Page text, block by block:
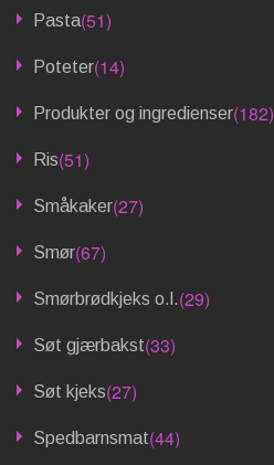
Pasta(51)
Poteter(14)
Produkter og ingredienser(182)
Ris(51)
Småkaker(27)
Smør(67)
Smørbrødkjeks o.l.(29)
Søt gjærbakst(33)
Søt kjeks(27)
Spedbarnsmat(44)